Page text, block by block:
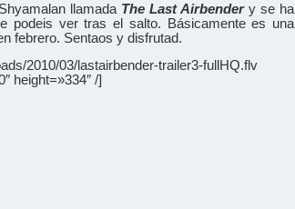
llamada The Last Airbendery se ha
podeis ver tras el salto. Básicamente es una
febrero. Sentaos y disfrutad.
2010/03/lastairbender-trailer3-fullHQ.flv
height=»334″ /]